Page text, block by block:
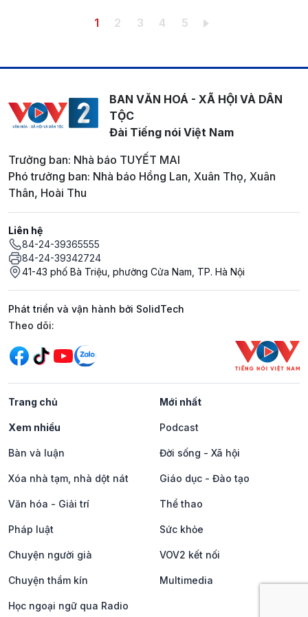
Trang hiện thời
1 Trang
2 Trang
3 Trang
4 Trang
5
BAN VĂN HOÁ - XÃ HỘI VÀ DÂN
TỘC
Đài Tiếng nói Việt Nam
Trưởng ban: Nhà báo TUYẾT MAI
Phó trưởng ban: Nhà báo Hồng Lan, Xuân Thọ, Xuân
Thân, Hoài Thu
Liên hệ
84-24-39365555
84-24-39342724
41-43 phố Bà Triệu, phường Cửa Nam, TP. Hà Nội
Phát triển và vận hành bởi SolidTech
Mạng xã hội
Theo dõi:
Trang chủ Mới nhất
Xem nhiều Podcast
Bàn và luận Đời sống - Xã hội
Xóa nhà tạm, nhà dột nát Giáo dục - Đào tạo
Văn hóa - Giải trí Thể thao
Pháp luật Sức khỏe
Chuyện người già VOV2 kết nối
Chuyện thầm kín Multimedia
Học ngoại ngữ qua Radio